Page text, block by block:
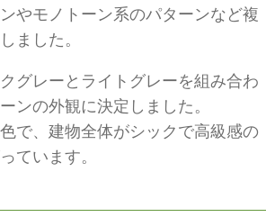
やモノトーン系のパターンなど複
ました。
グレーとライトグレーを組み合わ
ンの外観に決定しました。
で、建物全体がシックで高級感の
ています。